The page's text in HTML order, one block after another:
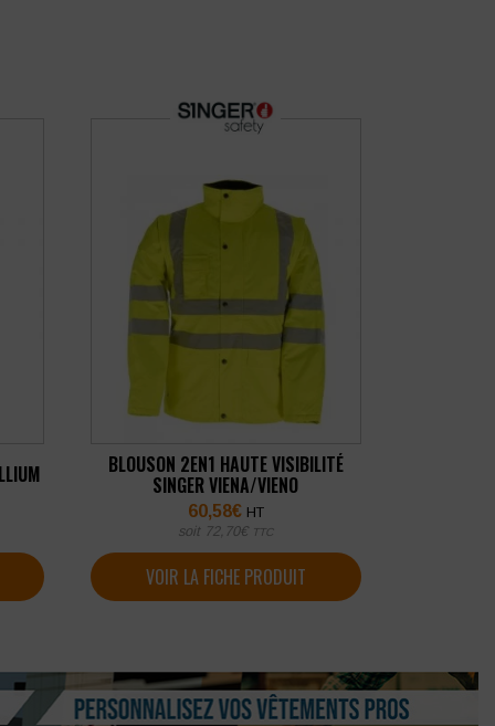
BLOUSON 2EN1 HAUTE VISIBILITÉ
SINGER VIENA/VIENO
60,58€ HT
soit 72,70€ TTC
VOIR LA FICHE PRODUIT